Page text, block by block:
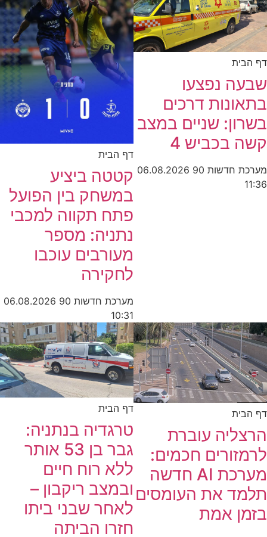
דף הבית
שבעה נפצעו
בתאונות דרכים
בשרון: שניים במצב
קשה בכביש 4
מערכת חדשות 90
06.08.2026
11:36
דף הבית
קטטה ביציע
במשחק בין הפועל
פתח תקווה למכבי
נתניה: מספר
מעורבים עוכבו
לחקירה
מערכת חדשות 90
06.08.2026
10:31
דף הבית
הרצליה עוברת
לרמזורים חכמים:
מערכת AI חדשה
תלמד את העומסים
בזמן אמת
דף הבית
טרגדיה בנתניה:
גבר בן 53 אותר
ללא רוח חיים
ובמצב ריקבון –
לאחר שבני ביתו
חזרו הביתה